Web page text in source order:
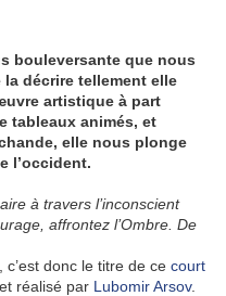
bouleversante que nous
décrire tellement elle
artistique à part
tableaux animés, et
elle nous plonge
l’occident.
à travers l’inconscient
affrontez l’Ombre. De
, c’est donc le titre de ce court
réalisé par Lubomir Arsov.